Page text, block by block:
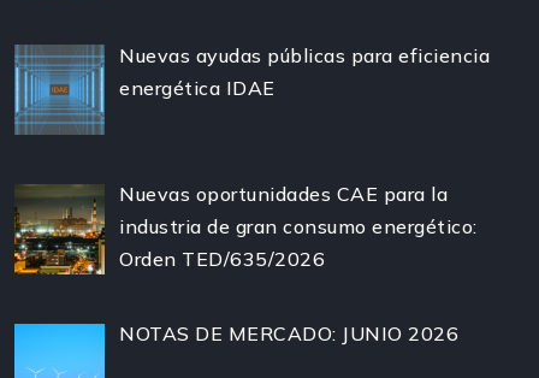
Nuevas ayudas públicas para eficiencia
energética IDAE
Nuevas oportunidades CAE para la
industria de gran consumo energético:
Orden TED/635/2026
NOTAS DE MERCADO: JUNIO 2026